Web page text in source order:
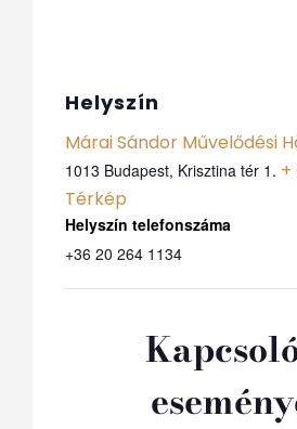
Helyszín
Márai Sándor Művelődési
1013 Budapest, Krisztina tér 1. +
Térkép
+36 20 264 1134